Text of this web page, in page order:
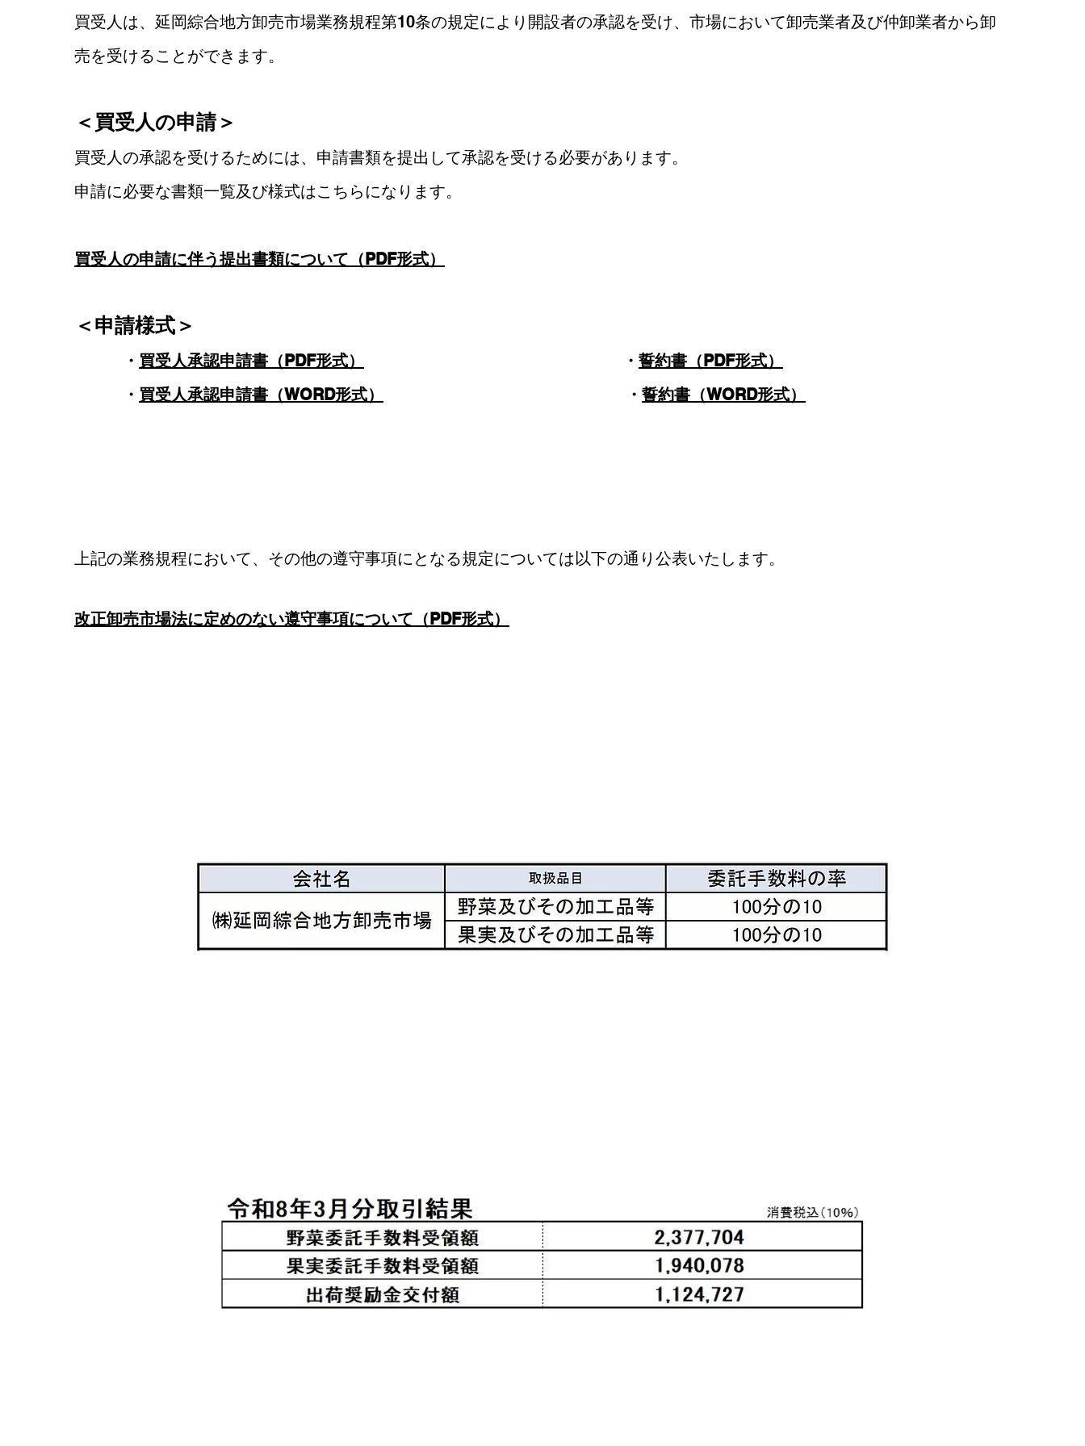
買受人は、延岡綜合地方卸売市場業務規程第10条の規定により開設者の承認を受け、市場において卸売業者及び仲卸業者から卸
売を受けることができます。
＜買受人の申請＞
買受人の承認を受けるためには、申請書類を提出して承認を受ける必要があります。
申請に必要な書類一覧及び様式はこちらになります。
買受人の申請に伴う提出書類について（PDF形式）
＜申請様式＞
・ 買受人承認申請書（PDF形式） ・ 誓約書（PDF形式）
・ 買受人承認申請書（WORD形式） ・ 誓約書（WORD形式）
上記の業務規程において、その他の遵守事項にとなる規定については以下の通り公表いたします。
改正卸売市場法に定めのない遵守事項について（PDF形式）